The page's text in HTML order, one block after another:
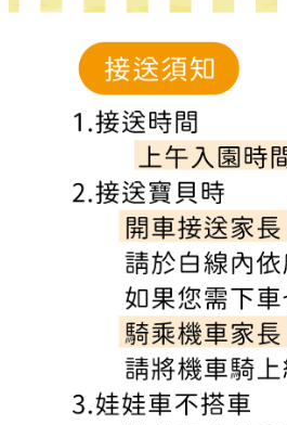
班級相簿
幸福交流道
每月園訊
吉瑞福幼兒園臉書專頁
吉瑞福教育機構臉書專頁
吉瑞福幸福交流道
招生資訊
教養資訊分享
預約參觀
校園資料